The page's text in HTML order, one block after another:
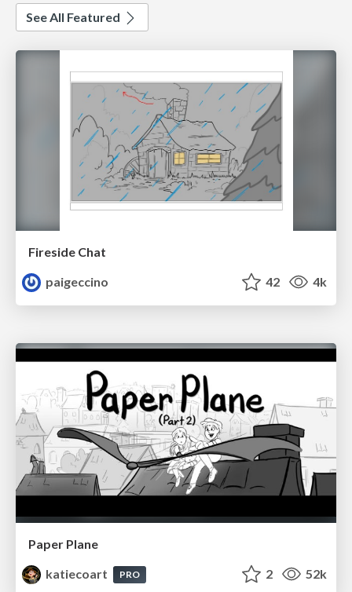
See All Featured
Fireside Chat
paigeccino
42 4k
Paper Plane
katiecoart
PRO 2 52k